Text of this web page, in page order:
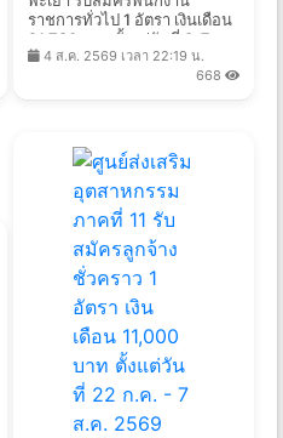
ราชการทั่วไป 1 อัตรา เงินเดือน
21,780 บาท ตั้งแต่วันที่ 3-7
ส.ค. 2569
4 ส.ค. 2569 เวลา 22:19 น.
668